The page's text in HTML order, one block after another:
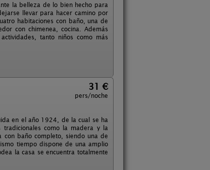
la belleza de lo bien hecho para
llevar para hacer camino por
habitaciones con baño, una de
con chimenea, cocina. Además
tanto niños como más
31 €
pers/noche
en el año 1924, de la cual se ha
tradicionales como la madera y la
baño completo, siendo una de
tiempo dispone de una amplio
la casa se encuentra totalmente